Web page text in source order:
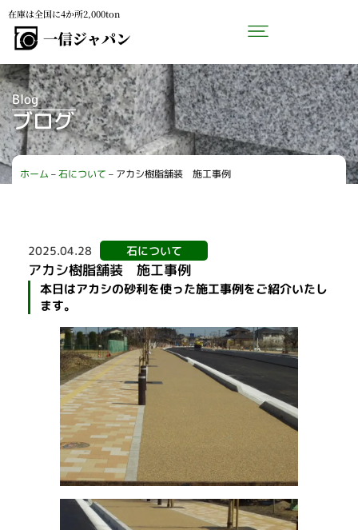
在庫は全国に4か所2,000ton
Blog
ブログ
ホーム –石について – アカシ樹脂舗装 施工事例
2025.04.28 石について
アカシ樹脂舗装 施工事例
本日はアカシの砂利を使った施工事例をご紹介いたし
ます。